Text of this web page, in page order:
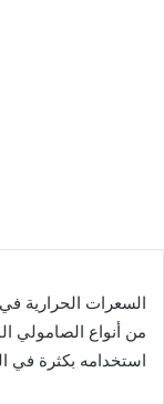
السعرات الحرارية
من أنواع الصامولي
استخدامه بكثرة في